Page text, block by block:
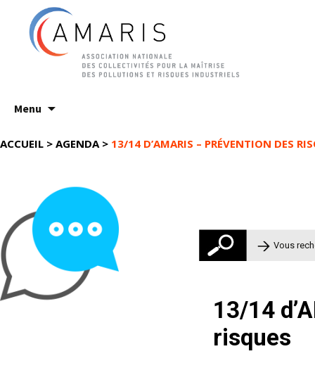
Menu
au
ACCUEIL > AGENDA> 13/14 D’AMARIS – PRÉVENTION DES
Rechercher
13/14
risques